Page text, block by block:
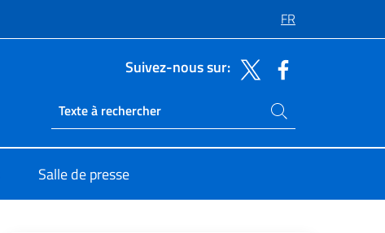
FR
Suivez-nous sur:
Ricerca sito live
Rechercher dans le site
Salle de presse